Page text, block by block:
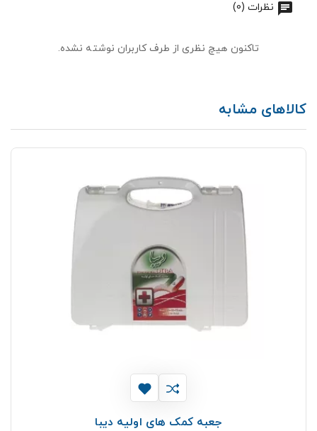
نظرات (0)
تاکنون هیچ نظری از طرف کاربران نوشته نشده.
کالاهای مشابه
جعبه کمک های اولیه دیبا